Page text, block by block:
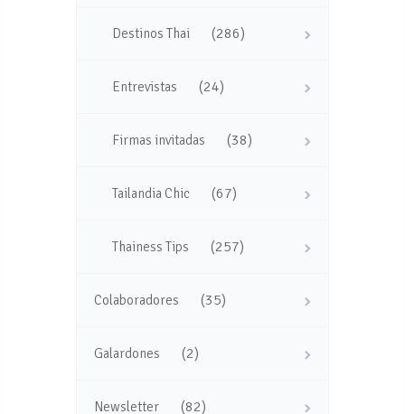
Destinos Thai (286)
Entrevistas (24)
Firmas invitadas (38)
Tailandia Chic (67)
Thainess Tips (257)
Colaboradores (35)
Galardones (2)
Newsletter (82)